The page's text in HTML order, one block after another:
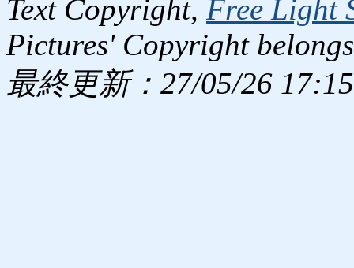
Text Copyright, Free Light
Pictures' Copyright
最終更新：27/05/26 17:15